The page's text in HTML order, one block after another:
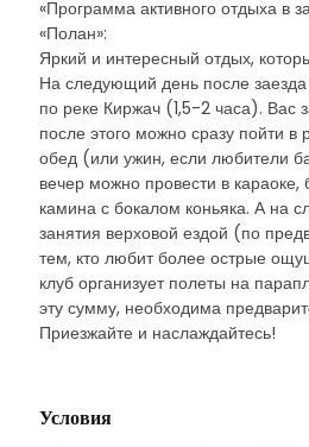
«Программа активного отдыха в
«Полан»:
Яркий и интересный отдых,
На следующий день после заезда
по реке Киржач (1,5-2 часа). Вас
после этого можно сразу пойти в
обед (или ужин, если любители
вечер можно провести в
камина с бокалом коньяка. А на
занятия верховой ездой (по
тем, кто любит более острые
клуб организует полеты на
эту сумму, необходима
Приезжайте и наслаждайтесь!
Условия